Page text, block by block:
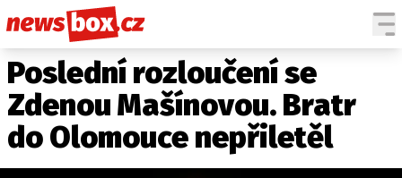
DOMÁCÍ
ZAHRANIČÍ
POČASÍ
KRIMI
ČESKÉ CELEBRITY
SVĚTOVÉ CELEBRITY
Poslední rozloučení se
Zdenou Mašínovou. Bratr
do Olomouce nepřiletěl